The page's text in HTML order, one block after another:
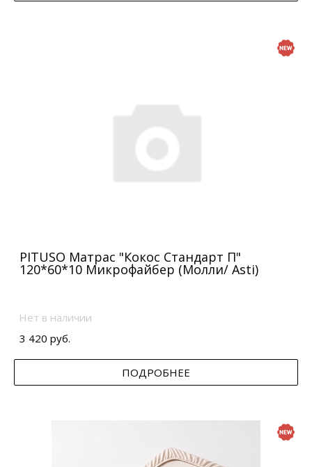
PITUSO Матрас "Кокос Стандарт П"
120*60*10 Микрофайбер (Молли/ Asti)
Нет в наличии
3 420 руб.
ПОДРОБНЕЕ